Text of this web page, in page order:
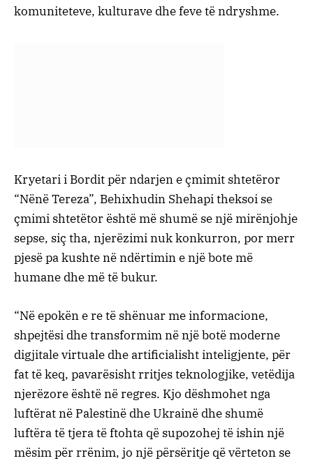
komuniteteve, kulturave dhe feve të ndryshme.
Kryetari i Bordit për ndarjen e çmimit shtetëror
“Nënë Tereza”, Behixhudin Shehapi theksoi se
çmimi shtetëtor është më shumë se një mirënjohje
sepse, siç tha, njerëzimi nuk konkurron, por merr
pjesë pa kushte në ndërtimin e një bote më
humane dhe më të bukur.
“Në epokën e re të shënuar me informacione,
shpejtësi dhe transformim në një botë moderne
digjitale virtuale dhe artificialisht inteligjente, për
fat të keq, pavarësisht rritjes teknologjike, vetëdija
njerëzore është në regres. Kjo dëshmohet nga
luftërat në Palestinë dhe Ukrainë dhe shumë
luftëra të tjera të ftohta që supozohej të ishin një
mësim për rrënim, jo ​​një përsëritje që vërteton se